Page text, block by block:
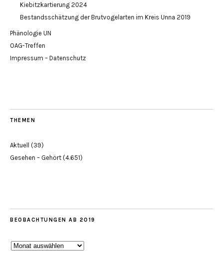
Kiebitzkartierung 2024
Bestandsschätzung der Brutvogelarten im Kreis Unna 2019
Phänologie UN
OAG-Treffen
Impressum – Datenschutz
THEMEN
Aktuell (39)
Gesehen – Gehört (4.651)
BEOBACHTUNGEN AB 2019
Beobachtungen